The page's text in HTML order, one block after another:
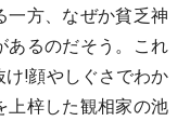
一方、なぜか貧乏神
あるのだそう。これ
け!顔やしぐさでわか
上梓した観相家の池